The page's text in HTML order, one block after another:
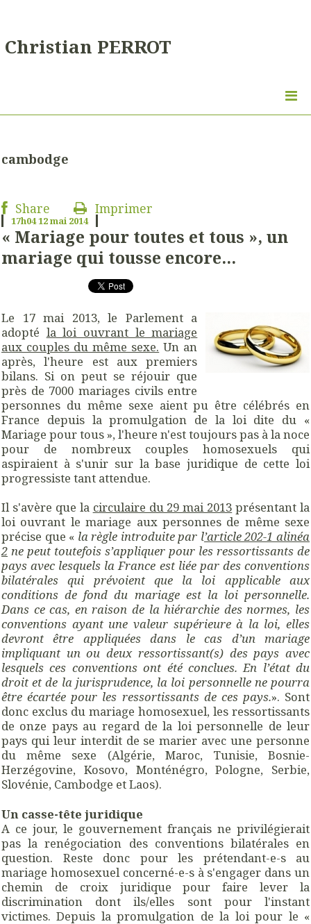
Christian PERROT
cambodge
Share Imprimer
17h0412mai 2014
« Mariage pour toutes et tous », un
mariage qui tousse encore...
Le 17 mai 2013, le Parlement a
adopté la loi ouvrant le mariage
aux couples du même sexe. Un an
après, l'heure est aux premiers
bilans. Si on peut se réjouir que
près de 7000 mariages civils entre
personnes du même sexe aient pu être célébrés en
France depuis la promulgation de la loi dite du «
Mariage pour tous », l'heure n'est toujours pas à la noce
pour de nombreux couples homosexuels qui
aspiraient à s'unir sur la base juridique de cette loi
progressiste tant attendue.
Il s'avère que la circulaire du 29 mai 2013 présentant la
loi ouvrant le mariage aux personnes de même sexe
précise que « la règle introduite par l’article 202-1 alinéa
2 ne peut toutefois s’appliquer pour les ressortissants de
pays avec lesquels la France est liée par des conventions
bilatérales qui prévoient que la loi applicable aux
conditions de fond du mariage est la loi personnelle.
Dans ce cas, en raison de la hiérarchie des normes, les
conventions ayant une valeur supérieure à la loi, elles
devront être appliquées dans le cas d’un mariage
impliquant un ou deux ressortissant(s) des pays avec
lesquels ces conventions ont été conclues. En l’état du
droit et de la jurisprudence, la loi personnelle ne pourra
être écartée pour les ressortissants de ces pays.». Sont
donc exclus du mariage homosexuel, les ressortissants
de onze pays au regard de la loi personnelle de leur
pays qui leur interdit de se marier avec une personne
du même sexe (Algérie, Maroc, Tunisie, Bosnie-
Herzégovine, Kosovo, Monténégro, Pologne, Serbie,
Slovénie, Cambodge et Laos).
Un casse-tête juridique
A ce jour, le gouvernement français ne privilégierait
pas la renégociation des conventions bilatérales en
question. Reste donc pour les prétendant-e-s au
mariage homosexuel concerné-e-s à s'engager dans un
chemin de croix juridique pour faire lever la
discrimination dont ils/elles sont pour l'instant
victimes. Depuis la promulgation de la loi pour le «